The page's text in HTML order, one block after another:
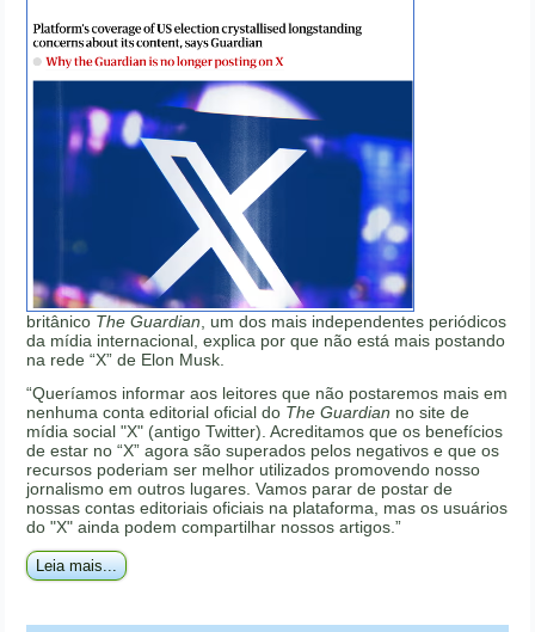
britânico The Guardian, um dos mais independentes periódicos
da mídia internacional, explica por que não está mais postando
na rede “X” de Elon Musk.
“Queríamos informar aos leitores que não postaremos mais em
nenhuma conta editorial oficial do The Guardian no site de
mídia social "X" (antigo Twitter). Acreditamos que os benefícios
de estar no “X” agora são superados pelos negativos e que os
recursos poderiam ser melhor utilizados promovendo nosso
jornalismo em outros lugares. Vamos parar de postar de
nossas contas editoriais oficiais na plataforma, mas os usuários
do "X" ainda podem compartilhar nossos artigos.”
Leia mais...